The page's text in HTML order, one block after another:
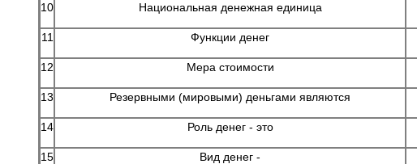
10 Национальная денежная единица
11 Функции денег
12 Мера стоимости
13 Резервными (мировыми) деньгами являются
14 Роль денег - это
15 Вид денег -